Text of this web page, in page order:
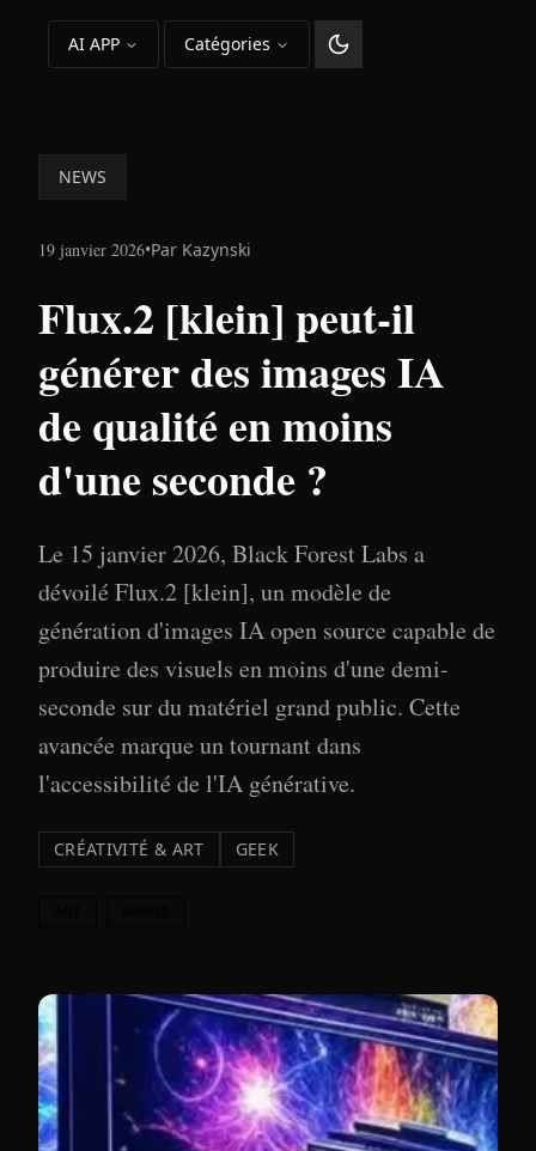
AI APP Catégories
Changer le thème
NEWS
19 janvier 2026•Par Kazynski
Flux.2 [klein] peut-il
générer des images IA
de qualité en moins
d'une seconde ?
Le 15 janvier 2026, Black Forest Labs a
dévoilé Flux.2 [klein], un modèle de
génération d'images IA open source capable de
produire des visuels en moins d'une demi-
seconde sur du matériel grand public. Cette
avancée marque un tournant dans
l'accessibilité de l'IA générative.
CRÉATIVITÉ & ART GEEK